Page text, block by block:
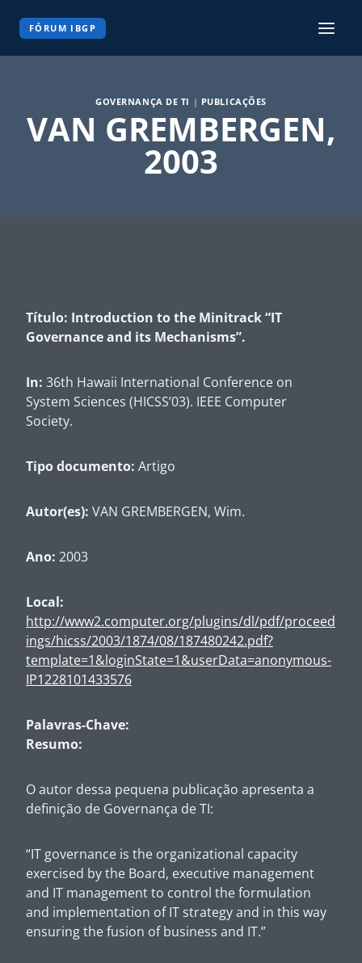
FÓRUM IBGP
GOVERNANÇA DE TI | PUBLICAÇÕES
VAN GREMBERGEN,
2003
Título: Introduction to the Minitrack “IT
Governance and its Mechanisms”.
In: 36th Hawaii International Conference on
System Sciences (HICSS’03). IEEE Computer
Society.
Tipo documento: Artigo
Autor(es): VAN GREMBERGEN, Wim.
Ano: 2003
Local:
http://www2.computer.org/plugins/dl/pdf/proceed
ings/hicss/2003/1874/08/187480242.pdf?
template=1&loginState=1&userData=anonymous-
IP1228101433576
Palavras-Chave:
Resumo:
O autor dessa pequena publicação apresenta a
definição de Governança de TI:
“IT governance is the organizational capacity
exercised by the Board, executive management
and IT management to control the formulation
and implementation of IT strategy and in this way
ensuring the fusion of business and IT.”